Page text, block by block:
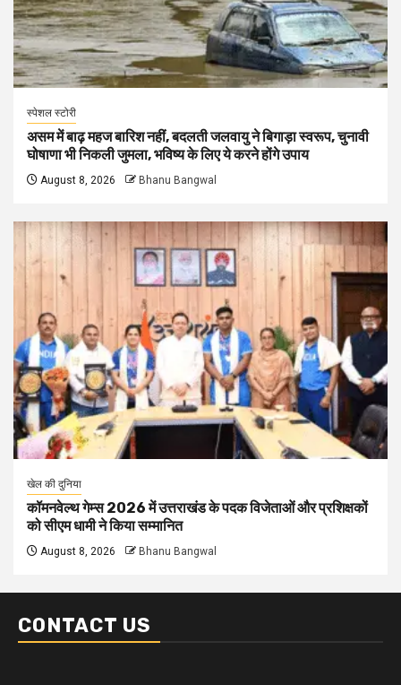
स्पेशल स्टोरी
असम में बाढ़ महज बारिश नहीं, बदलती जलवायु ने बिगाड़ा स्वरूप, चुनावी
घोषाणा भी निकली जुमला, भविष्य के लिए ये करने होंगे उपाय
August 8, 2026 Bhanu Bangwal
खेल की दुनिया
कॉमनवेल्थ गेम्स 2026 में उत्तराखंड के पदक विजेताओं और प्रशिक्षकों
को सीएम धामी ने किया सम्मानित
August 8, 2026 Bhanu Bangwal
CONTACT US